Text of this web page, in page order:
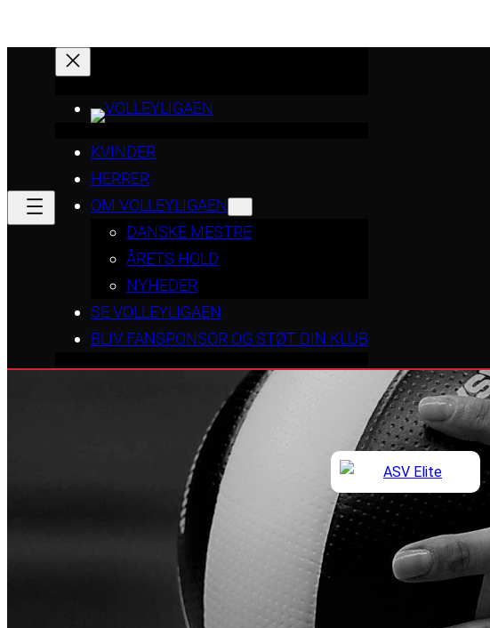
KVINDER
HERRER
OM VOLLEYLIGAEN
DANSKE MESTRE
ÅRETS HOLD
NYHEDER
SE VOLLEYLIGAEN
BLIV FANSPONSOR OG STØT DIN KLUB